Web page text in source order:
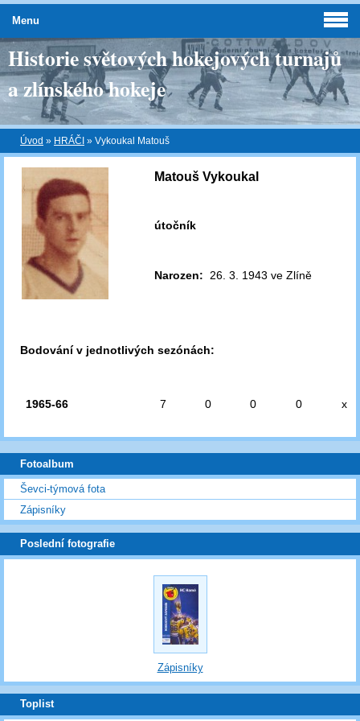
Historie světových hokejových turnajů
a zlínského hokeje
Úvod » HRÁČI » Vykoukal Matouš
Matouš Vykoukal
útočník
Narozen: 26. 3. 1943 ve Zlíně
Bodování v jednotlivých sezónách:
1965-66 7 0 0 0 x
Menu
Fotoalbum
Ševci-týmová fota
Zápisníky
Poslední fotografie
Zápisníky
Toplist